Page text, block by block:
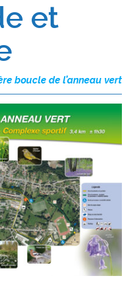
et
boucle de l’anneau vert